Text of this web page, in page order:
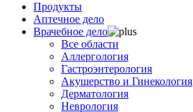
Продукты
Аптечное дело
Врачебное дело
Все области
Аллергология
Гастроэнтерология
Акушерство и Гинекология
Дерматология
Неврология